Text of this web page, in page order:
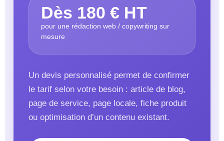
Dès 180 € HT
pour une rédaction web / copywriting sur
mesure
Un devis personnalisé permet de confirmer
le tarif selon votre besoin : article de blog,
page de service, page locale, fiche produit
ou optimisation d’un contenu existant.